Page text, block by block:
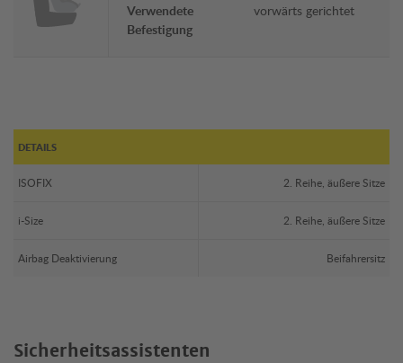
Verwendete
Befestigung
vorwärts gerichtet
DETAILS
ISOFIX 2. Reihe, äußere Sitze
i-Size 2. Reihe, äußere Sitze
Airbag Deaktivierung Beifahrersitz
Sicherheitsassistenten